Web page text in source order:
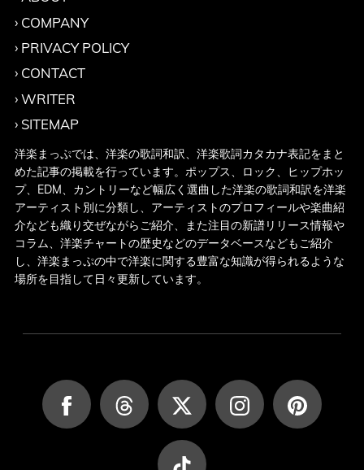
COMPANY
PRIVACY POLICY
CONTACT
WRITER
SITEMAP
洋楽まっぷでは、洋楽の歌詞和訳、洋楽歌詞カタカナ表記をまと
めた記事の掲載を行っています。ポップス、ロック、ヒップホッ
プ、EDM、カントリーなど幅広く選曲した洋楽の歌詞和訳を洋楽
アーティスト別に分類し、アーティストのプロフィールや楽曲紹
介なども織り交ぜながらご紹介、また注目の新譜リリース情報や
コラム、洋楽チャートの歴史などのデータベースなどもご紹介
し、洋楽まっぷの中で洋楽に関する豊富な知識が得られるような
場所を目指して日々更新しています。